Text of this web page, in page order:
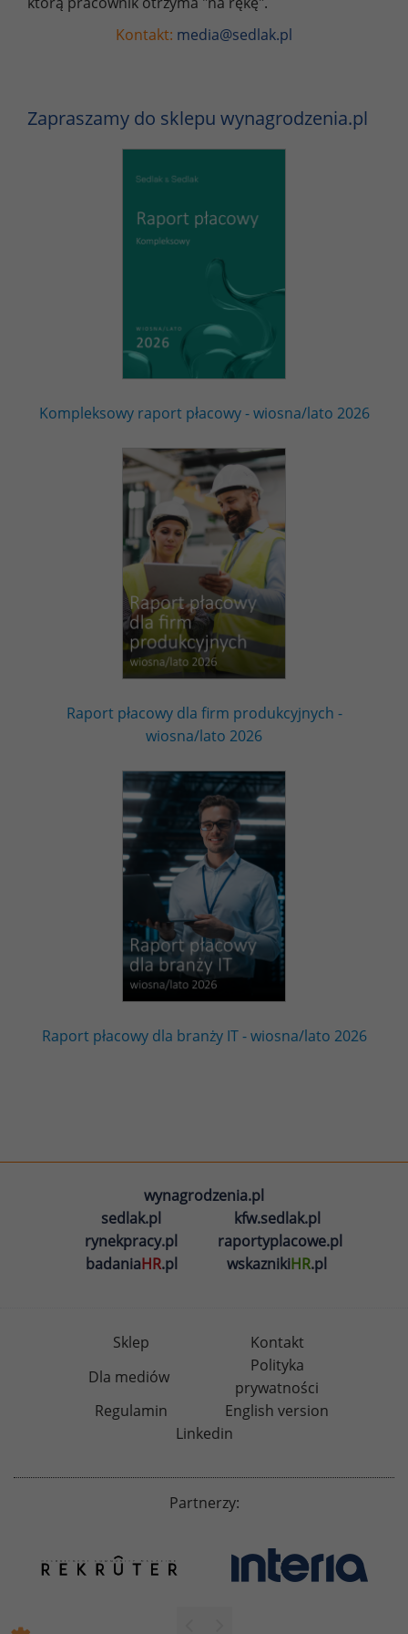
Kontakt: media@sedlak.pl
Zapraszamy do sklepu wynagrodzenia.pl
Kompleksowy raport płacowy - wiosna/lato 2026
Raport płacowy dla firm produkcyjnych -
wiosna/lato 2026
Raport płacowy dla branży IT - wiosna/lato 2026
wynagrodzenia.pl
sedlak.pl
kfw.sedlak.pl
rynekpracy.pl
raportyplacowe.pl
badaniaHR.pl wskaznikiHR.pl
Sklep
Kontakt
Dla mediów
Polityka
prywatności
Regulamin
English version
Linkedin
Partnerzy: